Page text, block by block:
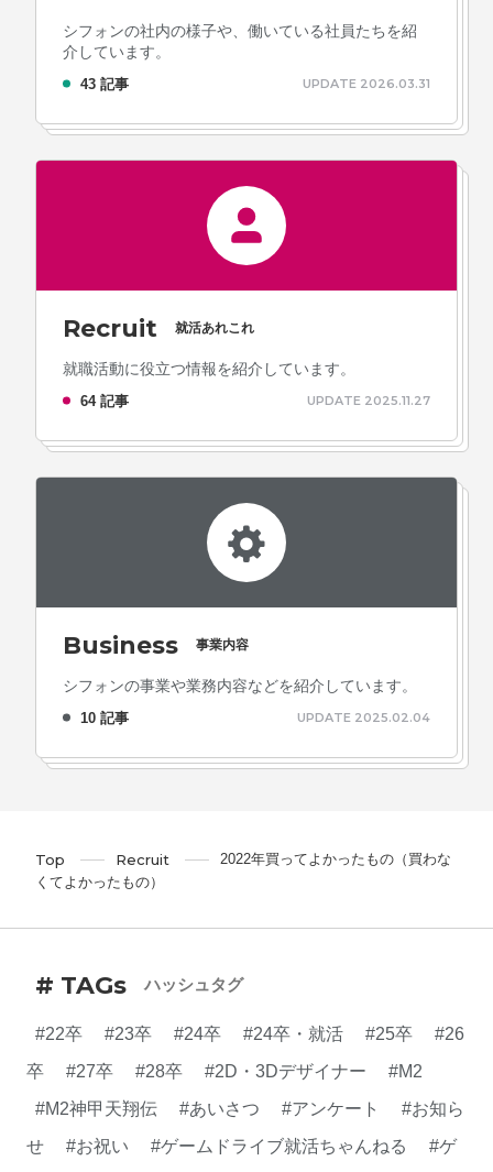
シフォンの社内の様子や、働いている社員たちを紹
介しています。
43 記事 UPDATE 2026.03.31
Recruit 就活あれこれ
就職活動に役立つ情報を紹介しています。
64 記事 UPDATE 2025.11.27
Business 事業内容
シフォンの事業や業務内容などを紹介しています。
10 記事 UPDATE 2025.02.04
Top Recruit
2022年買ってよかったもの（買わな
くてよかったもの）
# TAGs ハッシュタグ
#22卒 #23卒 #24卒 #24卒・就活 #25卒
#26
卒
#27卒 #28卒 #2D・3Dデザイナー
#M2
#M2神甲天翔伝
#あいさつ #アンケート
#お知ら
せ
#お祝い #ゲームドライブ就活ちゃんねる
#ゲ